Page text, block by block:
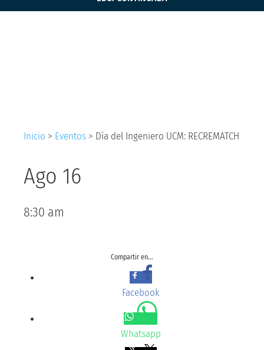
Inicio > Eventos > Día del Ingeniero UCM: RECREMATCH
Ago 16
8:30 am
Compartir en...
Facebook
Whatsapp